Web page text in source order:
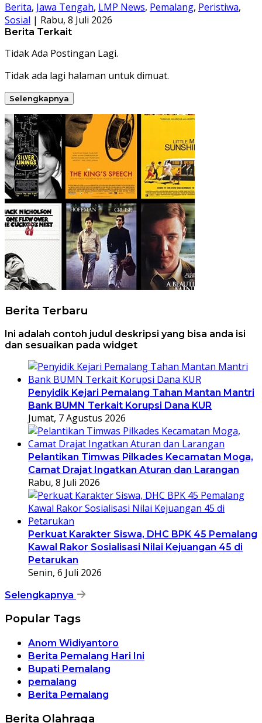
Berita, Jawa Tengah, LMP News, Pemalang, Peristiwa,
Sosial | Rabu, 8 Juli 2026
Berita Terkait
Tidak Ada Postingan Lagi.
Tidak ada lagi halaman untuk dimuat.
Selengkapnya
Berita Terbaru
Ini adalah contoh judul deskripsi yang bisa anda isi
dan sesuaikan pada widget
Penyidik Kejari Pemalang Tahan Mantan Mantri
Bank BUMN Terkait Korupsi Dana KUR
Jumat, 7 Agustus 2026
Pelantikan Timwas Pilkades Kecamatan Moga,
Camat Drajat Ingatkan Aturan dan Larangan
Rabu, 8 Juli 2026
Perkuat Karakter Siswa, DHC BPK 45 Pemalang
Kawal Rakor Sosialisasi Nilai Kejuangan 45 di
Petarukan
Senin, 6 Juli 2026
Selengkapnya
Popular Tags
Anom Widiyantoro
Berita Pemalang Hari Ini
Bupati Pemalang
pemalang
Berita Pemalang
Berita Olahraga